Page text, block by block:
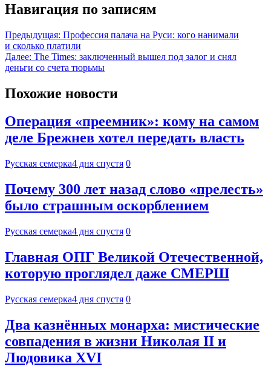
Навигация по записям
Предыдущая: Профессия палача на Руси: кого нанимали
и сколько платили
Далее: The Times: заключенный вышел под залог и снял
деньги со счета тюрьмы
Похожие новости
Операция «преемник»: кому на самом
деле Брежнев хотел передать власть
Русская семерка4 дня спустя 0
Почему 300 лет назад слово «прелесть»
было страшным оскорблением
Русская семерка4 дня спустя 0
Главная ОПГ Великой Отечественной,
которую проглядел даже СМЕРШ
Русская семерка4 дня спустя 0
Два казнённых монарха: мистические
совпадения в жизни Николая II и
Людовика XVI